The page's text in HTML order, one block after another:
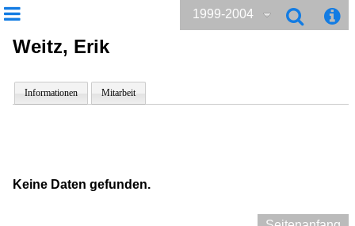
1999-2004
Weitz, Erik
Informationen Mitarbeit
Keine Daten gefunden.